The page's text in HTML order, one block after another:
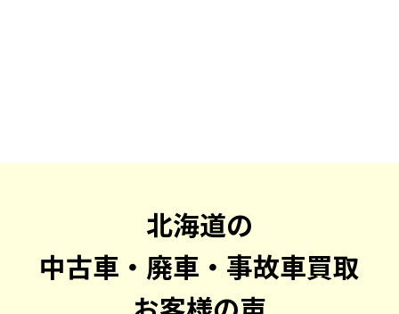
北海道の
中古車・廃車・事故車買取